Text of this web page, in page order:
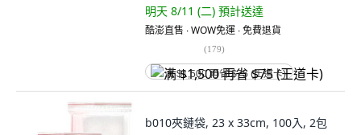
明天 8/11 (二) 預計送達
酷澎直售 ∙ WOW免運 ∙ 免費退貨
(179)
满 $1,500 再省 $75 (王道卡)
b010夾鏈袋, 23 x 33cm, 100入, 2包